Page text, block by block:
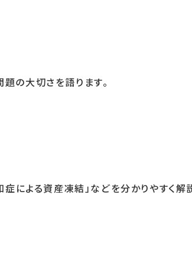
の大切さを語ります。
による資産凍結」などを分かりやすく解